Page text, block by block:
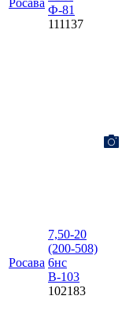
Ф-81
111137
Росава
7,50-20
(200-508)
6нс
В-103
102183